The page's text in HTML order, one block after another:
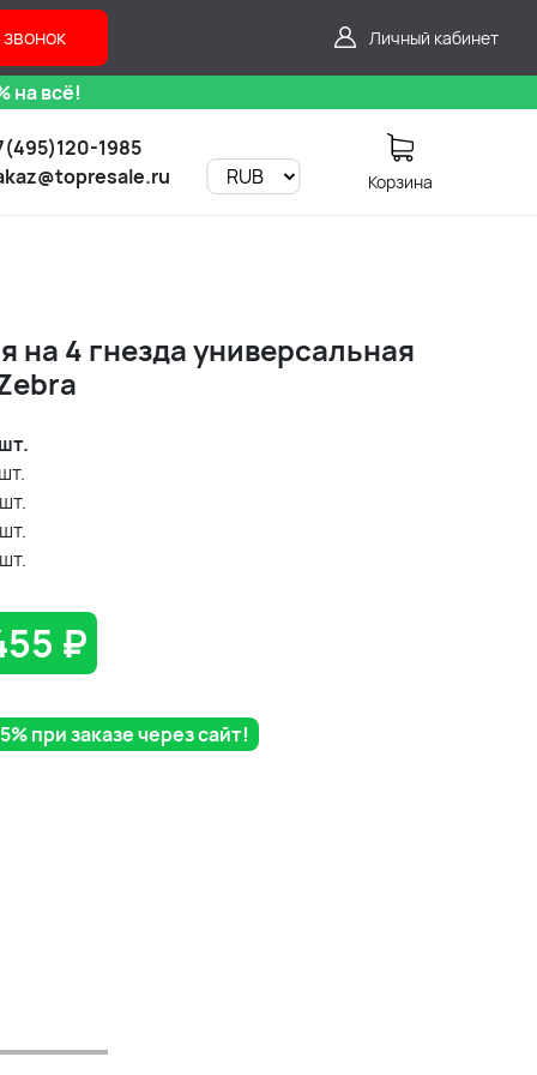
Личный кабинет
на всё!
1985
Корзина
на 4 гнезда универсальная
шт.
шт.
шт.
шт.
шт.
₽
при заказе через сайт!